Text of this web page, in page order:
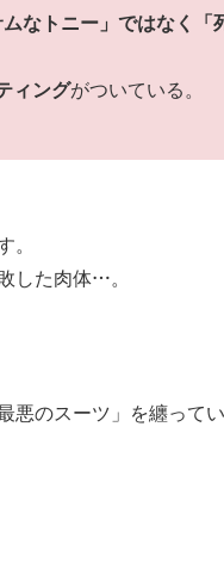
ムなトニー」ではなく「
ィングがついている。
。
した肉体…。
悪のスーツ」を纏って